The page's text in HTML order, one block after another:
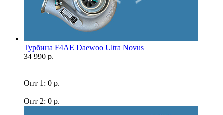
Турбина F4AE Daewoo Ultra Novus
34 990 р.
Опт 1: 0 р.
Опт 2: 0 р.